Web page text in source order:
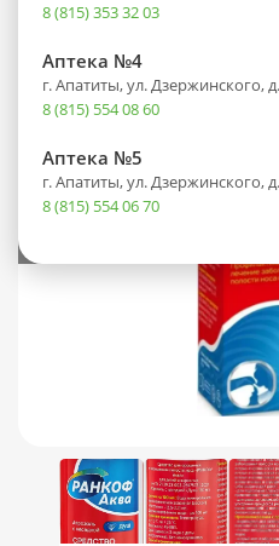
8 (815) 353 32 03
Аптека №4
г. Апатиты, ул. Дзержинского,
8 (815) 554 08 60
Аптека №5
г. Апатиты, ул. Дзержинского,
8 (815) 554 06 70